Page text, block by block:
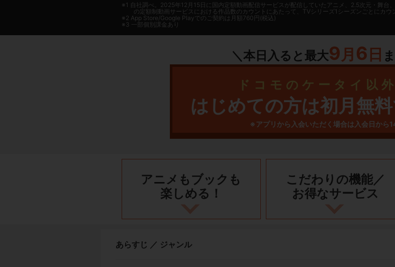
1 自社調べ。2025年12月15日に国内定額動画配信サービスが配信していたアニメ、2.5次元・舞台
の定額制動画サービスにおける作品数のカウントにあたって、TVシリーズ1シーズンごとにカウ
2 App Store/Google Playでのご契約は月額760円(税込)
3 一部個別課金あり
＼本日入ると最大9月 6 日
ドコモのケータイ以
はじめての方は初月無
※アプリから入会いただく場合は入会日から
アニメもブックも
楽しめる！
こだわりの機能／
お得なサービス
あらすじ ／ ジャンル